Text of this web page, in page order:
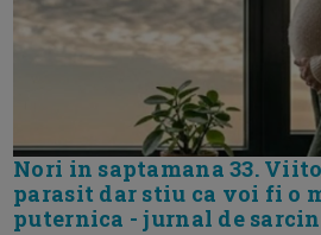
Nori in saptamana 33.
parasit dar stiu ca voi fi o
puternica - jurnal de